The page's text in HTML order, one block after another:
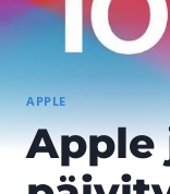
APPLE